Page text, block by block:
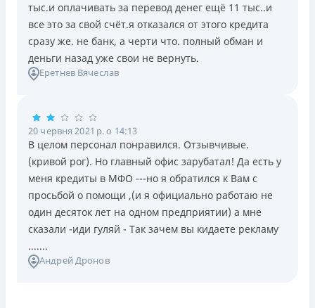
тыс.и оплачивать за перевод денег ещё 11 тыс..и
все это за свой счёт.я отказался от этого кредита
сразу же. не банк, а черти что. полный обман и
деньги назад уже свои не вернуть.
Еретнев Вячеслав
20 червня 2021 р. о 14:13
В целом персонал понравился. Отзывчивые.
(кривой рог). Но главный офис зарубатал! Да есть у
меня кредиты в МФО ---но я обратился к Вам с
просьбой о помощи ,(и я официально работаю не
один десяток лет на одном предприятии) а мне
сказали -иди гуляй - Так зачем вы кидаете рекламу
.......
Андрей Дронов